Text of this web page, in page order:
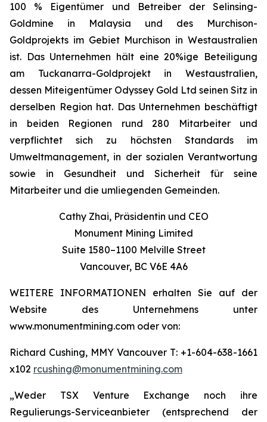
100 % Eigentümer und Betreiber der Selinsing-
Goldmine in Malaysia und des Murchison-
Goldprojekts im Gebiet Murchison in Westaustralien
ist. Das Unternehmen hält eine 20%ige Beteiligung
am Tuckanarra-Goldprojekt in Westaustralien,
dessen Miteigentümer Odyssey Gold Ltd seinen Sitz in
derselben Region hat. Das Unternehmen beschäftigt
in beiden Regionen rund 280 Mitarbeiter und
verpflichtet sich zu höchsten Standards im
Umweltmanagement, in der sozialen Verantwortung
sowie in Gesundheit und Sicherheit für seine
Mitarbeiter und die umliegenden Gemeinden.
Cathy Zhai, Präsidentin und CEO
Monument Mining Limited
Suite 1580–1100 Melville Street
Vancouver, BC V6E 4A6
WEITERE INFORMATIONEN erhalten Sie auf der
Website des Unternehmens unter
www.monumentmining.com oder von:
Richard Cushing, MMY Vancouver T: +1-604-638-1661
x102 rcushing@monumentmining.com
„Weder TSX Venture Exchange noch ihre
Regulierungs-Serviceanbieter (entsprechend der